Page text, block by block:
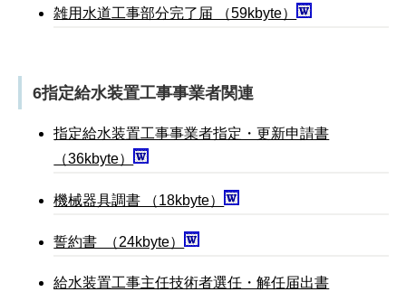
雑用水道工事部分完了届 （59kbyte）
6指定給水装置工事事業者関連
指定給水装置工事事業者指定・更新申請書
（36kbyte）
機械器具調書 （18kbyte）
誓約書 （24kbyte）
給水装置工事主任技術者選任・解任届出書